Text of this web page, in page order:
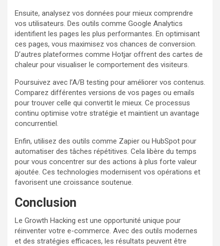
Ensuite, analysez vos données pour mieux comprendre
vos utilisateurs. Des outils comme Google Analytics
identifient les pages les plus performantes. En optimisant
ces pages, vous maximisez vos chances de conversion.
D’autres plateformes comme Hotjar offrent des cartes de
chaleur pour visualiser le comportement des visiteurs.
Poursuivez avec l’A/B testing pour améliorer vos contenus.
Comparez différentes versions de vos pages ou emails
pour trouver celle qui convertit le mieux. Ce processus
continu optimise votre stratégie et maintient un avantage
concurrentiel.
Enfin, utilisez des outils comme Zapier ou HubSpot pour
automatiser des tâches répétitives. Cela libère du temps
pour vous concentrer sur des actions à plus forte valeur
ajoutée. Ces technologies modernisent vos opérations et
favorisent une croissance soutenue.
Conclusion
Le Growth Hacking est une opportunité unique pour
réinventer votre e-commerce. Avec des outils modernes
et des stratégies efficaces, les résultats peuvent être